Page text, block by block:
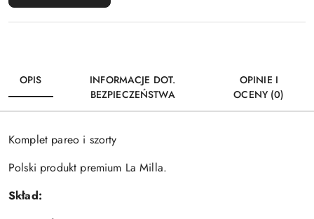
OPIS
INFORMACJE DOT.
BEZPIECZEŃSTWA
OPINIE I
OCENY (0)
Komplet pareo i szorty
Polski produkt premium La Milla.
Skład: